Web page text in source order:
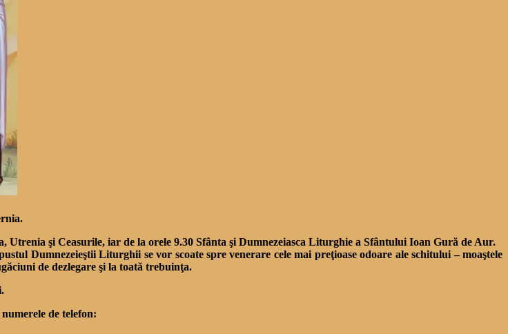
şi Ceasurile, iar de la orele 9.30 Sfânta şi Dumnezeiasca Liturghie a Sfântului Ioan Gură de Aur.
Dumnezeieştii Liturghii se vor scoate spre venerare cele mai preţioase odoare ale schitului – moaştele
de dezlegare şi la toată trebuinţa.
de telefon: